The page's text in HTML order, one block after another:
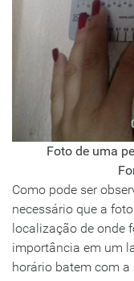
Foto de uma
Como pode ser
necessário que a
localização de onde
importância em um
horário batem com